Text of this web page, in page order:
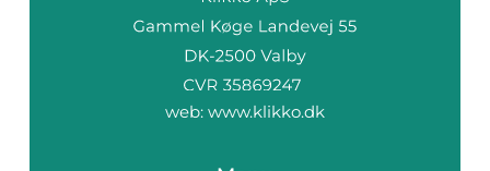
web: www.klikko.dk